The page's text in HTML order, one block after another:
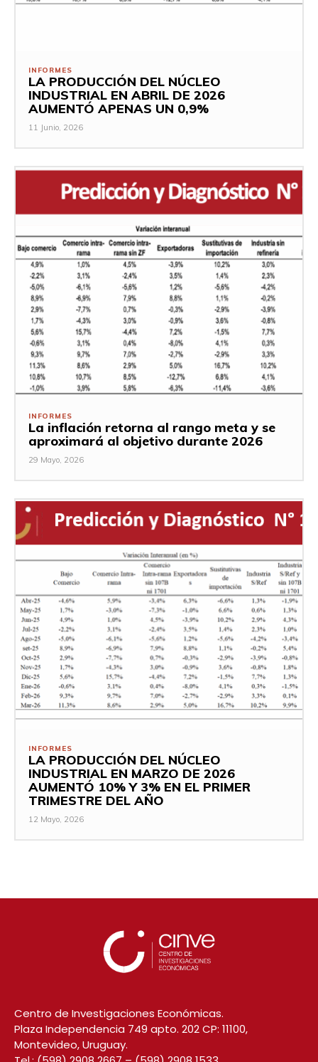
INFORMES
LA PRODUCCIÓN DEL NÚCLEO
INDUSTRIAL EN ABRIL DE 2026
AUMENTÓ APENAS UN 0,9%
11 Junio, 2026
INFORMES
La inflación retorna al rango meta y se
aproximará al objetivo durante 2026
29 Mayo, 2026
INFORMES
LA PRODUCCIÓN DEL NÚCLEO
INDUSTRIAL EN MARZO DE 2026
AUMENTÓ 10% Y 3% EN EL PRIMER
TRIMESTRE DEL AÑO
12 Mayo, 2026
Centro de Investigaciones Económicas.
Plaza Independencia 749 apto. 202 CP: 11100,
Montevideo, Uruguay.